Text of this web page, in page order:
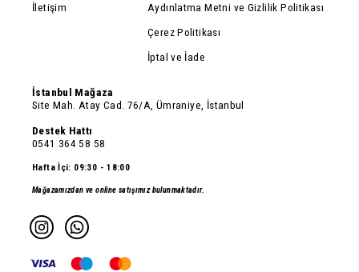
İletişim
Aydınlatma Metni ve Gizlilik Politikası
Çerez Politikası
İptal ve İade
İstanbul Mağaza
Site Mah. Atay Cad. 76/A, Ümraniye, İstanbul
Destek Hattı
0541 364 58 58
Hafta İçi: 09:30 - 18:00
Mağazamızdan ve online satışımız bulunmaktadır.